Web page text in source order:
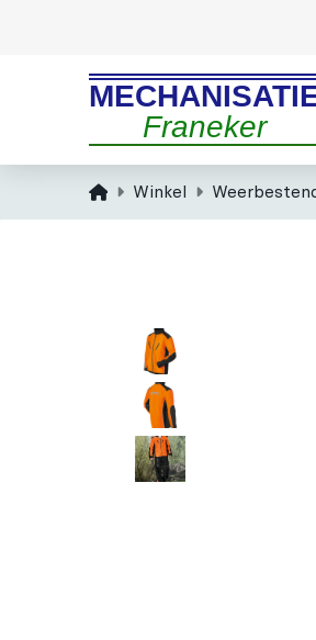
Franeker
HomeWinkel